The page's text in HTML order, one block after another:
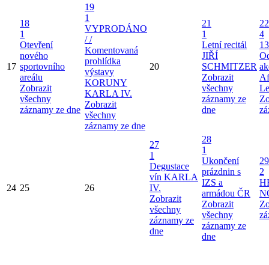
17
18
1
Otevření
nového
sportovního
areálu
Zobrazit
všechny
záznamy ze dne
19
1
VYPRODÁNO
/ /
Komentovaná
prohlídka
výstavy
KORUNY
KARLA IV.
Zobrazit
všechny
záznamy ze dne
20
21
1
Letní recitál
JIŘÍ
SCHMITZER
Zobrazit
všechny
záznamy ze
dne
22
4
24 25 26
27
1
Degustace
vín KARLA
IV.
Zobrazit
všechny
záznamy ze
dne
28
1
Ukončení
prázdnin s
IZS a
armádou ČR
Zobrazit
všechny
záznamy ze
dne
29
2